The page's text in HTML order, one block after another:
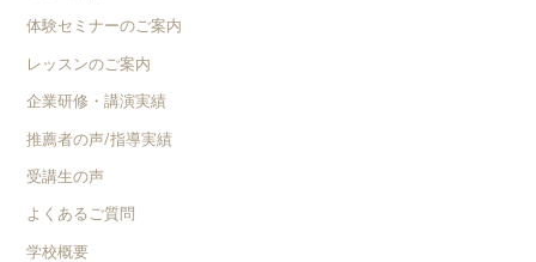
体験セミナーのご案内
レッスンのご案内
企業研修・講演実績
推薦者の声/指導実績
受講生の声
よくあるご質問
学校概要